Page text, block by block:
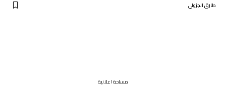
طارق الجزولي
مساحة اعلانية